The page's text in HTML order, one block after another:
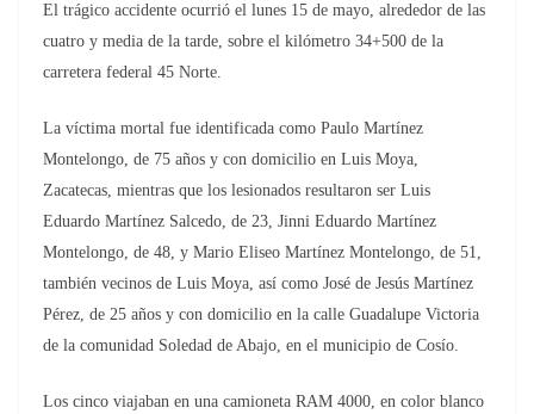
El trágico accidente ocurrió el lunes 15 de mayo, alrededor de las
cuatro y media de la tarde, sobre el kilómetro 34+500 de la
carretera federal 45 Norte.
La víctima mortal fue identificada como Paulo Martínez
Montelongo, de 75 años y con domicilio en Luis Moya,
Zacatecas, mientras que los lesionados resultaron ser Luis
Eduardo Martínez Salcedo, de 23, Jinni Eduardo Martínez
Montelongo, de 48, y Mario Eliseo Martínez Montelongo, de 51,
también vecinos de Luis Moya, así como José de Jesús Martínez
Pérez, de 25 años y con domicilio en la calle Guadalupe Victoria
de la comunidad Soledad de Abajo, en el municipio de Cosío.
Los cinco viajaban en una camioneta RAM 4000, en color blanco